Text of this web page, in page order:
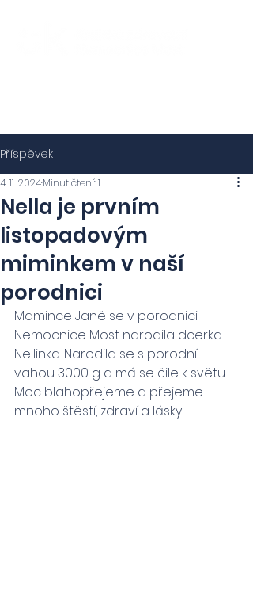
Příspěvek
Nella je prvním
listopadovým
miminkem v naší
porodnici
4. 11. 2024Minut čtení: 1
Mamince Janě se v porodnici
Nemocnice Most narodila dcerka
Nellinka. Narodila se s porodní
vahou 3000 g a má se čile k světu.
Moc blahopřejeme a přejeme
mnoho štěstí, zdraví a lásky.